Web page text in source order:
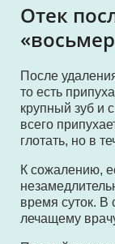
Отек
После
то есть
крупный зуб и
всего
глотать, но в
К сожалению,
время суток. В
лечащему